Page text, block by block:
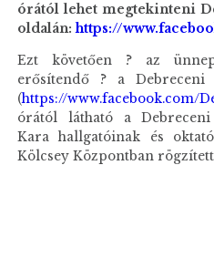
órától lehet megtekinteni
oldalán:https://
Ezt követően ? az
erősítendő ? a Debreceni
(https://www.facebook.com/
órától látható a Debreceni
Kara hallgatóinak és
Kölcsey Központban